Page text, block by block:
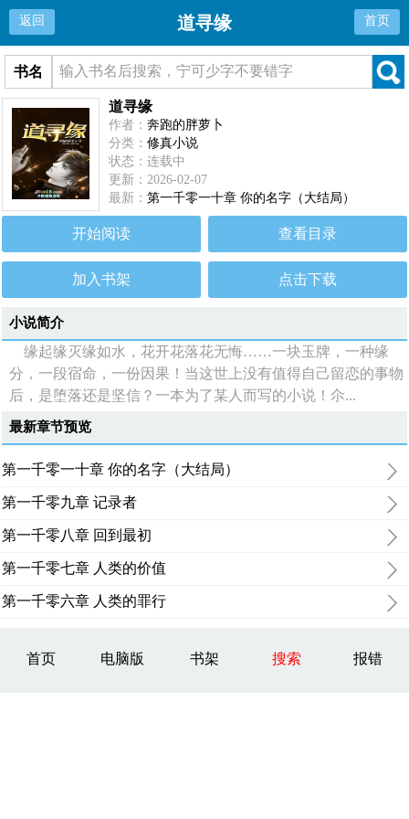
返回 道寻缘 首页
书名
道寻缘
作者：奔跑的胖萝卜
分类：修真小说
状态：连载中
更新：2026-02-07
最新：第一千零一十章 你的名字（大结局）
开始阅读 查看目录
加入书架 点击下载
小说简介
缘起缘灭缘如水，花开花落花无悔……一块玉牌，一种缘
分，一段宿命，一份因果！当这世上没有值得自己留恋的事物
后，是堕落还是坚信？一本为了某人而写的小说！尒...
最新章节预览
第一千零一十章 你的名字（大结局）
第一千零九章 记录者
第一千零八章 回到最初
第一千零七章 人类的价值
第一千零六章 人类的罪行
首页 电脑版 书架 搜索 报错